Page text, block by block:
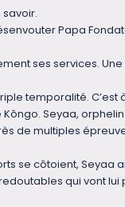
Papa
ses services.
temporalité. C’est
Seyaa,
de multiples
se côtoient, Seyaa
qui vont